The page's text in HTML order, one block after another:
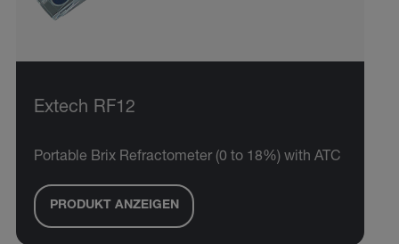
Extech RF12
Portable Brix Refractometer (0 to 18%) with ATC
PRODUKT ANZEIGEN